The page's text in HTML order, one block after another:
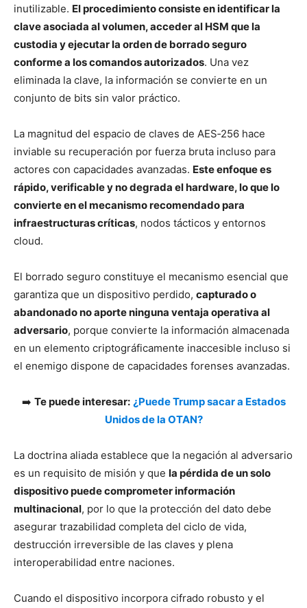
inutilizable. El procedimiento consiste en identificar la
clave asociada al volumen, acceder al HSM que la
custodia y ejecutar la orden de borrado seguro
conforme a los comandos autorizados. Una vez
eliminada la clave, la información se convierte en un
conjunto de bits sin valor práctico.
La magnitud del espacio de claves de AES‑256 hace
inviable su recuperación por fuerza bruta incluso para
actores con capacidades avanzadas. Este enfoque es
rápido, verificable y no degrada el hardware, lo que lo
convierte en el mecanismo recomendado para
infraestructuras críticas, nodos tácticos y entornos
cloud.
El borrado seguro constituye el mecanismo esencial que
garantiza que un dispositivo perdido, capturado o
abandonado no aporte ninguna ventaja operativa al
adversario, porque convierte la información almacenada
en un elemento criptográficamente inaccesible incluso si
el enemigo dispone de capacidades forenses avanzadas.
➡️ Te puede interesar: ¿Puede Trump sacar a Estados
Unidos de la OTAN?
La doctrina aliada establece que la negación al adversario
es un requisito de misión y que la pérdida de un solo
dispositivo puede comprometer información
multinacional, por lo que la protección del dato debe
asegurar trazabilidad completa del ciclo de vida,
destrucción irreversible de las claves y plena
interoperabilidad entre naciones.
Cuando el dispositivo incorpora cifrado robusto y el